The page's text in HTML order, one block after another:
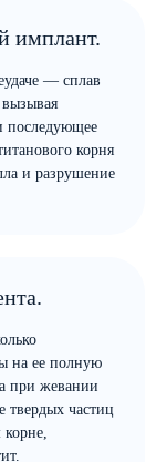
имплант.
— сплав
последующее
корня
и разрушение
на ее полную
при жевании
твердых частиц